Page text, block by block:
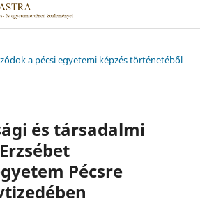
a pécsi egyetemi képzés történetéből
és társadalmi
Pécsre